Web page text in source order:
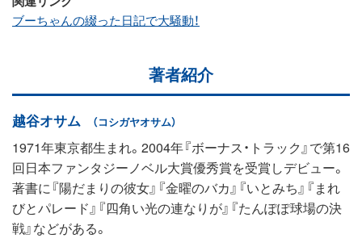
ブーちゃんの綴った日記で大騒動！
著者紹介
越谷オサム （コシガヤオサム）
1971年東京都生まれ。2004年『ボーナス・トラック』で第16
回日本ファンタジーノベル大賞優秀賞を受賞しデビュー。
著書に『陽だまりの彼女』『金曜のバカ』『いとみち』『まれ
びとパレード』『四角い光の連なりが』『たんぽぽ球場の決
戦』などがある。